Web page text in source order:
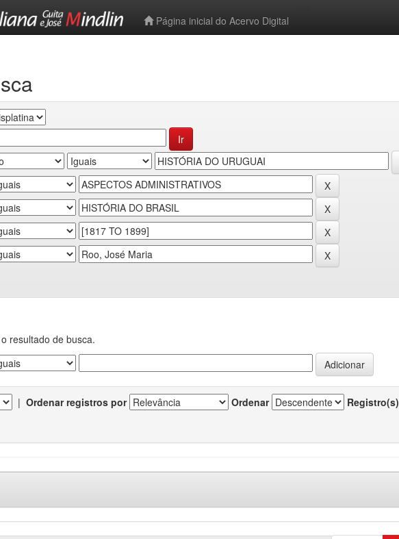
Página inicial do Acervo Digital
resultado de busca.
| Ordenar registros por Ordenar Registro(s)